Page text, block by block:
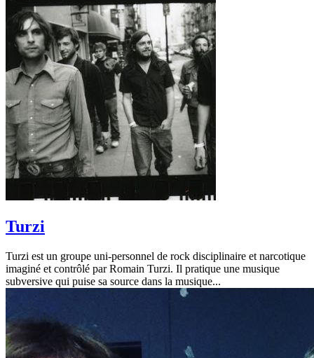
Turzi
Turzi est un groupe uni-personnel de rock disciplinaire et narcotique
imaginé et contrôlé par Romain Turzi. Il pratique une musique
subversive qui puise sa source dans la musique...